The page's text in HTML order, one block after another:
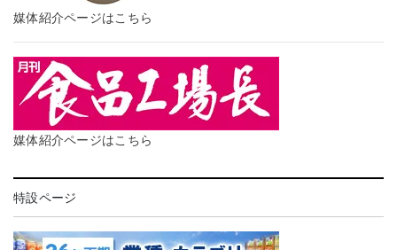
媒体紹介ページはこちら
媒体紹介ページはこちら
特設ページ